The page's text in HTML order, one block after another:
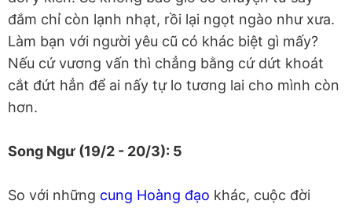
đắm chỉ còn lạnh nhạt, rồi lại ngọt ngào như xưa.
Làm bạn với người yêu cũ có khác biệt gì mấy?
Nếu cứ vương vấn thì chẳng bằng cứ dứt khoát
cắt đứt hẳn để ai nấy tự lo tương lai cho mình còn
hơn.
Song Ngư (19/2 - 20/3): 5
So với những cung Hoàng đạo khác, cuộc đời